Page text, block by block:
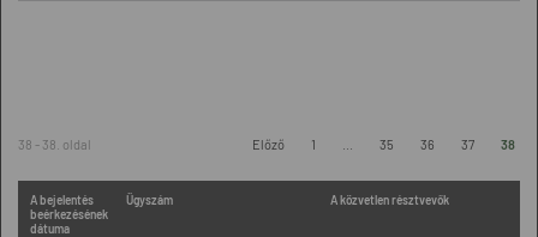
38 - 38. oldal Előző 1 35 36 37 38
A bejelentés
beérkezésének
dátuma
Ügyszám A közvetlen résztvevők